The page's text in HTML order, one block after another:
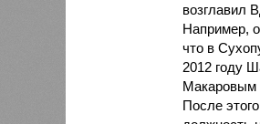
возглавил
Например,
что в
2012 году
Макаровым
После